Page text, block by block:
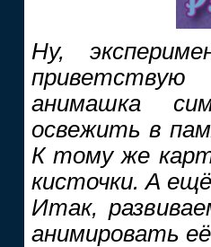
Ну,
анимашка
освежить в
К тому же
кисточки. А
Итак,
анимировать